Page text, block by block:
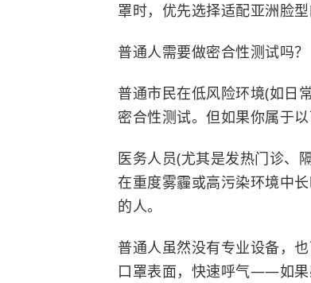
罩时，优先选择适配亚洲脸
普通人需要做密合性测试吗？
普通市民在低风险环境(如日
密合性测试。但如果你属于
医务人员(尤其是发热门诊、
在重度雾霾或高污染环境中
的人。
普通人虽然没有专业设备，
口罩表面，快速呼气——如果